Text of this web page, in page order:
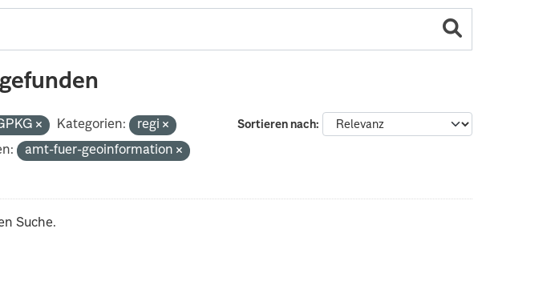
Sortieren nach
Kategorien:
regi
amt-fuer-geoinformation
Suche.